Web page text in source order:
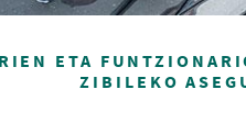
ETA
ZIBILEKO